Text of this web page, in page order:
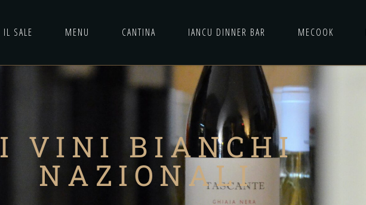
IL SALE MENU CANTINA IANCU DINNER BAR MECOOK
I VINI BIANCHI
NAZIONALI